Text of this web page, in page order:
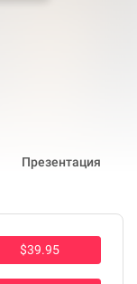
Презентация
$39.95